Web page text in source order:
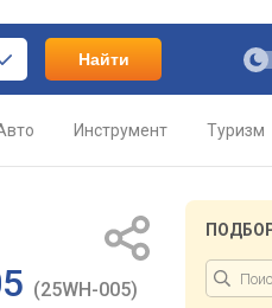
Найти
Инструмент Туризм
(25WH-005)